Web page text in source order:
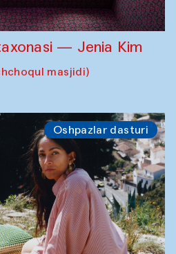
— Jenia Kim
masjidi)
Oshpazlar dasturi